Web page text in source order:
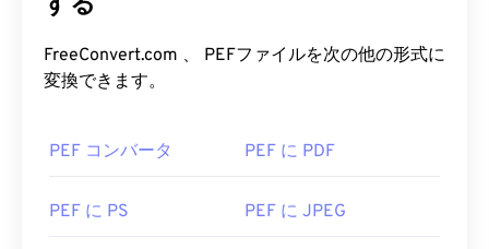
FreeConvert.com 、 PEFファイルを次の他の形式に
変換できます。
PEF コンバータ PEF に PDF
PEF に PS PEF に JPEG